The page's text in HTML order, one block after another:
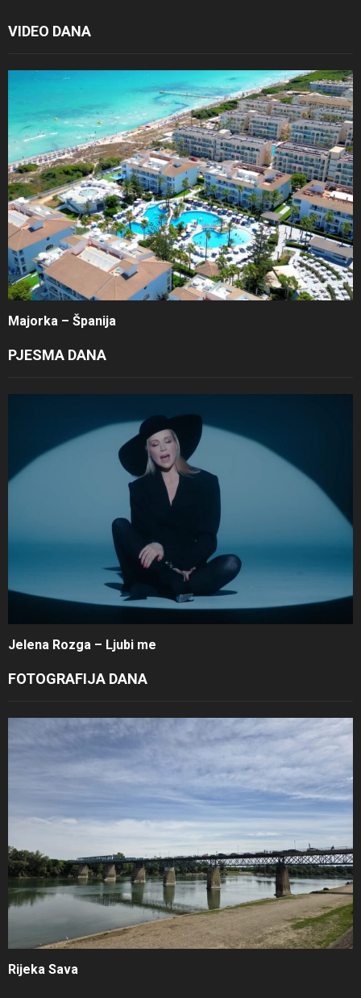
VIDEO DANA
Majorka – Španija
PJESMA DANA
Jelena Rozga – Ljubi me
FOTOGRAFIJA DANA
Rijeka Sava